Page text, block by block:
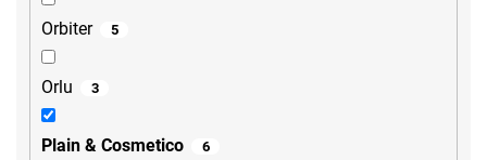
Orbiter 5
Orlu 3
Plain & Cosmetico 6